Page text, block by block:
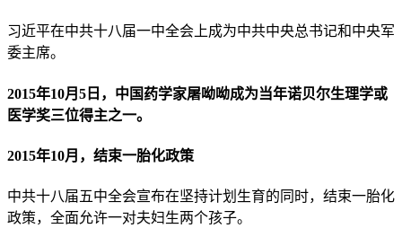
习近平在中共十八届一中全会上成为中共中央总书记和中央军
委主席。
2015年10月5日，中国药学家屠呦呦成为当年诺贝尔生理学或
医学奖三位得主之一。
2015年10月，结束一胎化政策
中共十八届五中全会宣布在坚持计划生育的同时，结束一胎化
政策，全面允许一对夫妇生两个孩子。